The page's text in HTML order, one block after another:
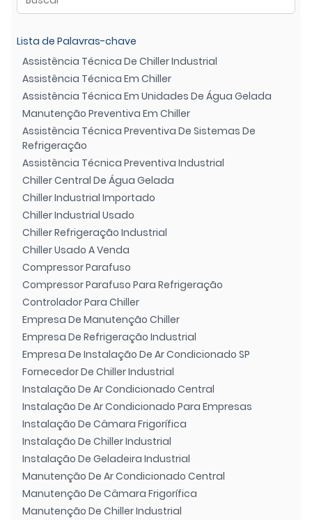
Lista de Palavras-chave
Assistência Técnica De Chiller Industrial
Assistência Técnica Em Chiller
Assistência Técnica Em Unidades De Água Gelada
Manutenção Preventiva Em Chiller
Assistência Técnica Preventiva De Sistemas De
Refrigeração
Assistência Técnica Preventiva Industrial
Chiller Central De Água Gelada
Chiller Industrial Importado
Chiller Industrial Usado
Chiller Refrigeração Industrial
Chiller Usado A Venda
Compressor Parafuso
Compressor Parafuso Para Refrigeração
Controlador Para Chiller
Empresa De Manutenção Chiller
Empresa De Refrigeração Industrial
Empresa De Instalação De Ar Condicionado SP
Fornecedor De Chiller Industrial
Instalação De Ar Condicionado Central
Instalação De Ar Condicionado Para Empresas
Instalação De Câmara Frigorífica
Instalação De Chiller Industrial
Instalação De Geladeira Industrial
Manutenção De Ar Condicionado Central
Manutenção De Câmara Frigorífica
Manutenção De Chiller Industrial